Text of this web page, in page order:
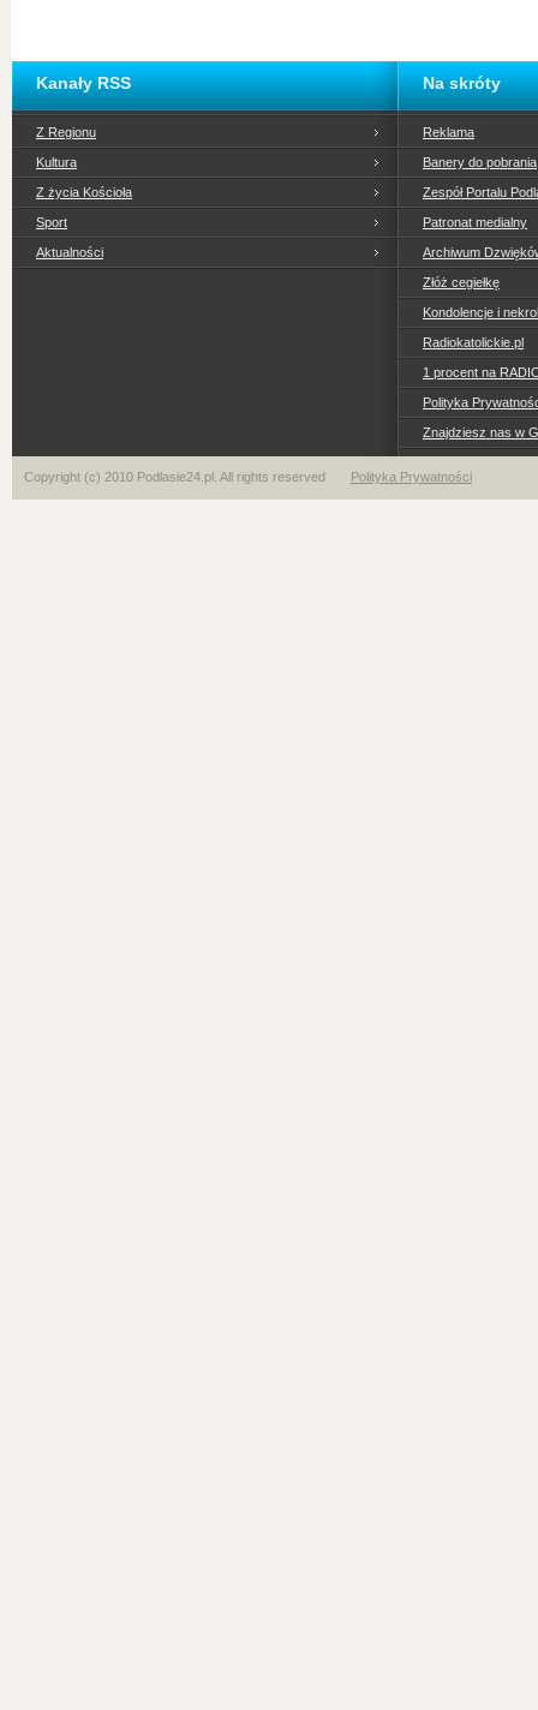
Kanały RSS
Z Regionu
Kultura
Z życia Kościoła
Sport
Aktualności
Na skróty
Reklama
Banery do pobrania
Zespół Portalu
Patronat medialny
Archiwum
Złóż cegiełkę
Kondolencje i
Radiokatolickie.pl
1 procent na
Polityka
Znajdziesz nas w
Copyright (c) 2010 Podlasie24.pl. All rights reserved Polityka Prywatności